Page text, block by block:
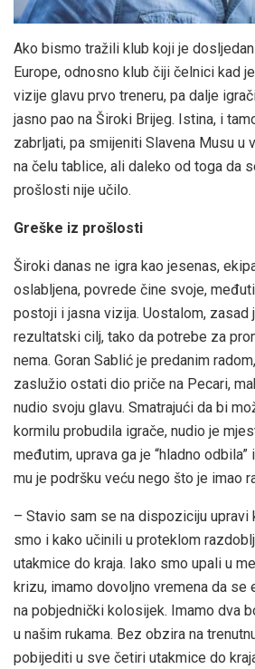
Ako bismo tražili klub koji je
Europe, odnosno klub čiji čelnici kad
vizije glavu prvo treneru, pa dalje
jasno pao na Široki Brijeg. Istina, i
zabrljati, pa smijeniti Slavena Musu u
na čelu tablice, ali daleko od toga da
prošlosti nije učilo.
Greške iz prošlosti
Široki danas ne igra kao jesenas,
oslabljena, povrede čine svoje,
postoji i jasna vizija. Uostalom, zasad
rezultatski cilj, tako da potrebe za
nema. Goran Sablić je predanim
zaslužio ostati dio priče na Pecari,
nudio svoju glavu. Smatrajući da bi
kormilu probudila igrače, nudio je
međutim, uprava ga je “hladno
mu je podršku veću nego što je imao
– Stavio sam se na dispoziciju upravi
smo i kako učinili u proteklom
utakmice do kraja. Iako smo upali u
krizu, imamo dovoljno vremena da se
na pobjednički kolosijek. Imamo dva
u našim rukama. Bez obzira na
pobijediti u sve četiri utakmice do